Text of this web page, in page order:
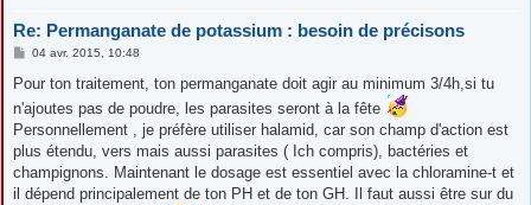
Re: Permanganate de potassium : besoin de précisons
M
s
a
e
04 avr. 2015, 10:48
Pour ton traitement, ton permanganate doit agir au minimum 3/4h,si tu
n'ajoutes pas de poudre, les parasites seront à la fête
Personnellement , je préfère utiliser halamid, car son champ d'action est
plus étendu, vers mais aussi parasites ( Ich compris), bactéries et
champignons. Maintenant le dosage est essentiel avec la chloramine-t et
il dépend principalement de ton PH et de ton GH. Il faut aussi être sur du